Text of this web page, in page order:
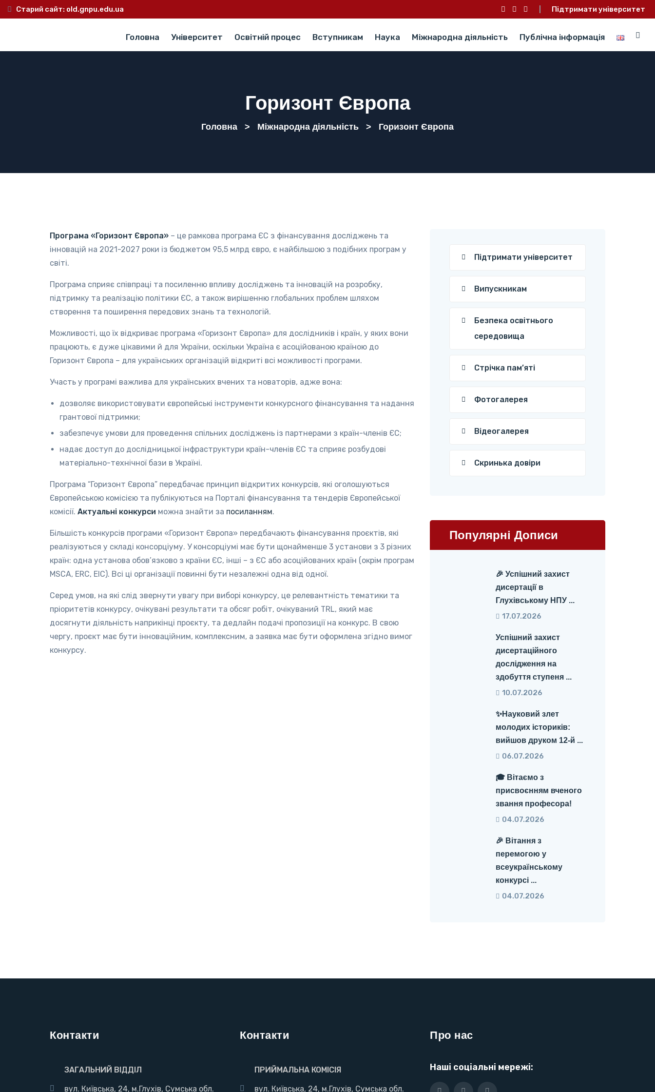
Старий сайт: old.gnpu.edu.ua Підтримати університет
Головна Університет Освітній процес Вступникам Наука Міжнародна діяльність Публічна інформація
Горизонт Європа
Головна > Міжнародна діяльність > Горизонт Європа
Програма «Горизонт Європа» – це рамкова програма ЄС з фінансування досліджень та
інновацій на 2021-2027 роки із бюджетом 95,5 млрд євро, є найбільшою з подібних програм у
світі.
Програма сприяє співпраці та посиленню впливу досліджень та інновацій на розробку,
підтримку та реалізацію політики ЄС, а також вирішенню глобальних проблем шляхом
створення та поширення передових знань та технологій.
Можливості, що їх відкриває програма «Горизонт Європа» для дослідників і країн, у яких вони
працюють, є дуже цікавими й для України, оскільки Україна є асоційованою країною до
Горизонт Європа – для українських організацій відкриті всі можливості програми.
Участь у програмі важлива для українських вчених та новаторів, адже вона:
дозволяє використовувати європейські інструменти конкурсного фінансування та надання
грантової підтримки;
забезпечує умови для проведення спільних досліджень із партнерами з країн-членів ЄС;
надає доступ до дослідницької інфраструктури країн-членів ЄС та сприяє розбудові
матеріально-технічної бази в Україні.
Програма “Горизонт Європа” передбачає принцип відкритих конкурсів, які оголошуються
Європейською комісією та публікуються на Порталі фінансування та тендерів Європейської
комісії. Актуальні конкурси можна знайти за посиланням.
Більшість конкурсів програми «Горизонт Європа» передбачають фінансування проєктів, які
реалізуються у складі консорціуму. У консорціумі має бути щонайменше 3 установи з 3 різних
країн: одна установа обов’язково з країни ЄС, інші – з ЄС або асоційованих країн (окрім програм
MSCA, ERC, EIC). Всі ці організації повинні бути незалежні одна від одної.
Серед умов, на які слід звернути увагу при виборі конкурсу, це релевантність тематики та
пріоритетів конкурсу, очікувані результати та обсяг робіт, очікуваний TRL, який має
досягнути діяльність наприкінці проєкту, та дедлайн подачі пропозиції на конкурс. В свою
чергу, проєкт має бути інноваційним, комплексним, а заявка має бути оформлена згідно вимог
конкурсу.
Підтримати університет
Випускникам
Безпека освітнього
середовища
Стрічка пам’яті
Фотогалерея
Відеогалерея
Скринька довіри
Популярні Дописи
🎉 Успішний захист
дисертації в
Глухівському НПУ ...
17.07.2026
Успішний захист
дисертаційного
дослідження на
здобуття ступеня ...
10.07.2026
✨Науковий злет
молодих істориків:
вийшов друком 12-й ...
06.07.2026
🎓 Вітаємо з
присвоєнням вченого
звання професора!
04.07.2026
🎉 Вітання з
перемогою у
всеукраїнському
конкурсі ...
04.07.2026
Контакти
ЗАГАЛЬНИЙ ВІДДІЛ
вул. Київська, 24, м.Глухів, Сумська обл.
Контакти
ПРИЙМАЛЬНА КОМІСІЯ
вул. Київська, 24, м.Глухів, Сумська обл.
Про нас
Наші соціальні мережі: